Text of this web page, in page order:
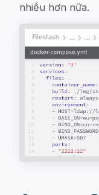
nhiều hơn nữa.